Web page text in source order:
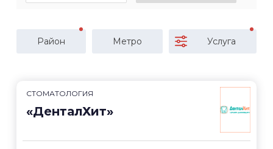
Район Метро Услуга
СТОМАТОЛОГИЯ
«ДенталХит»